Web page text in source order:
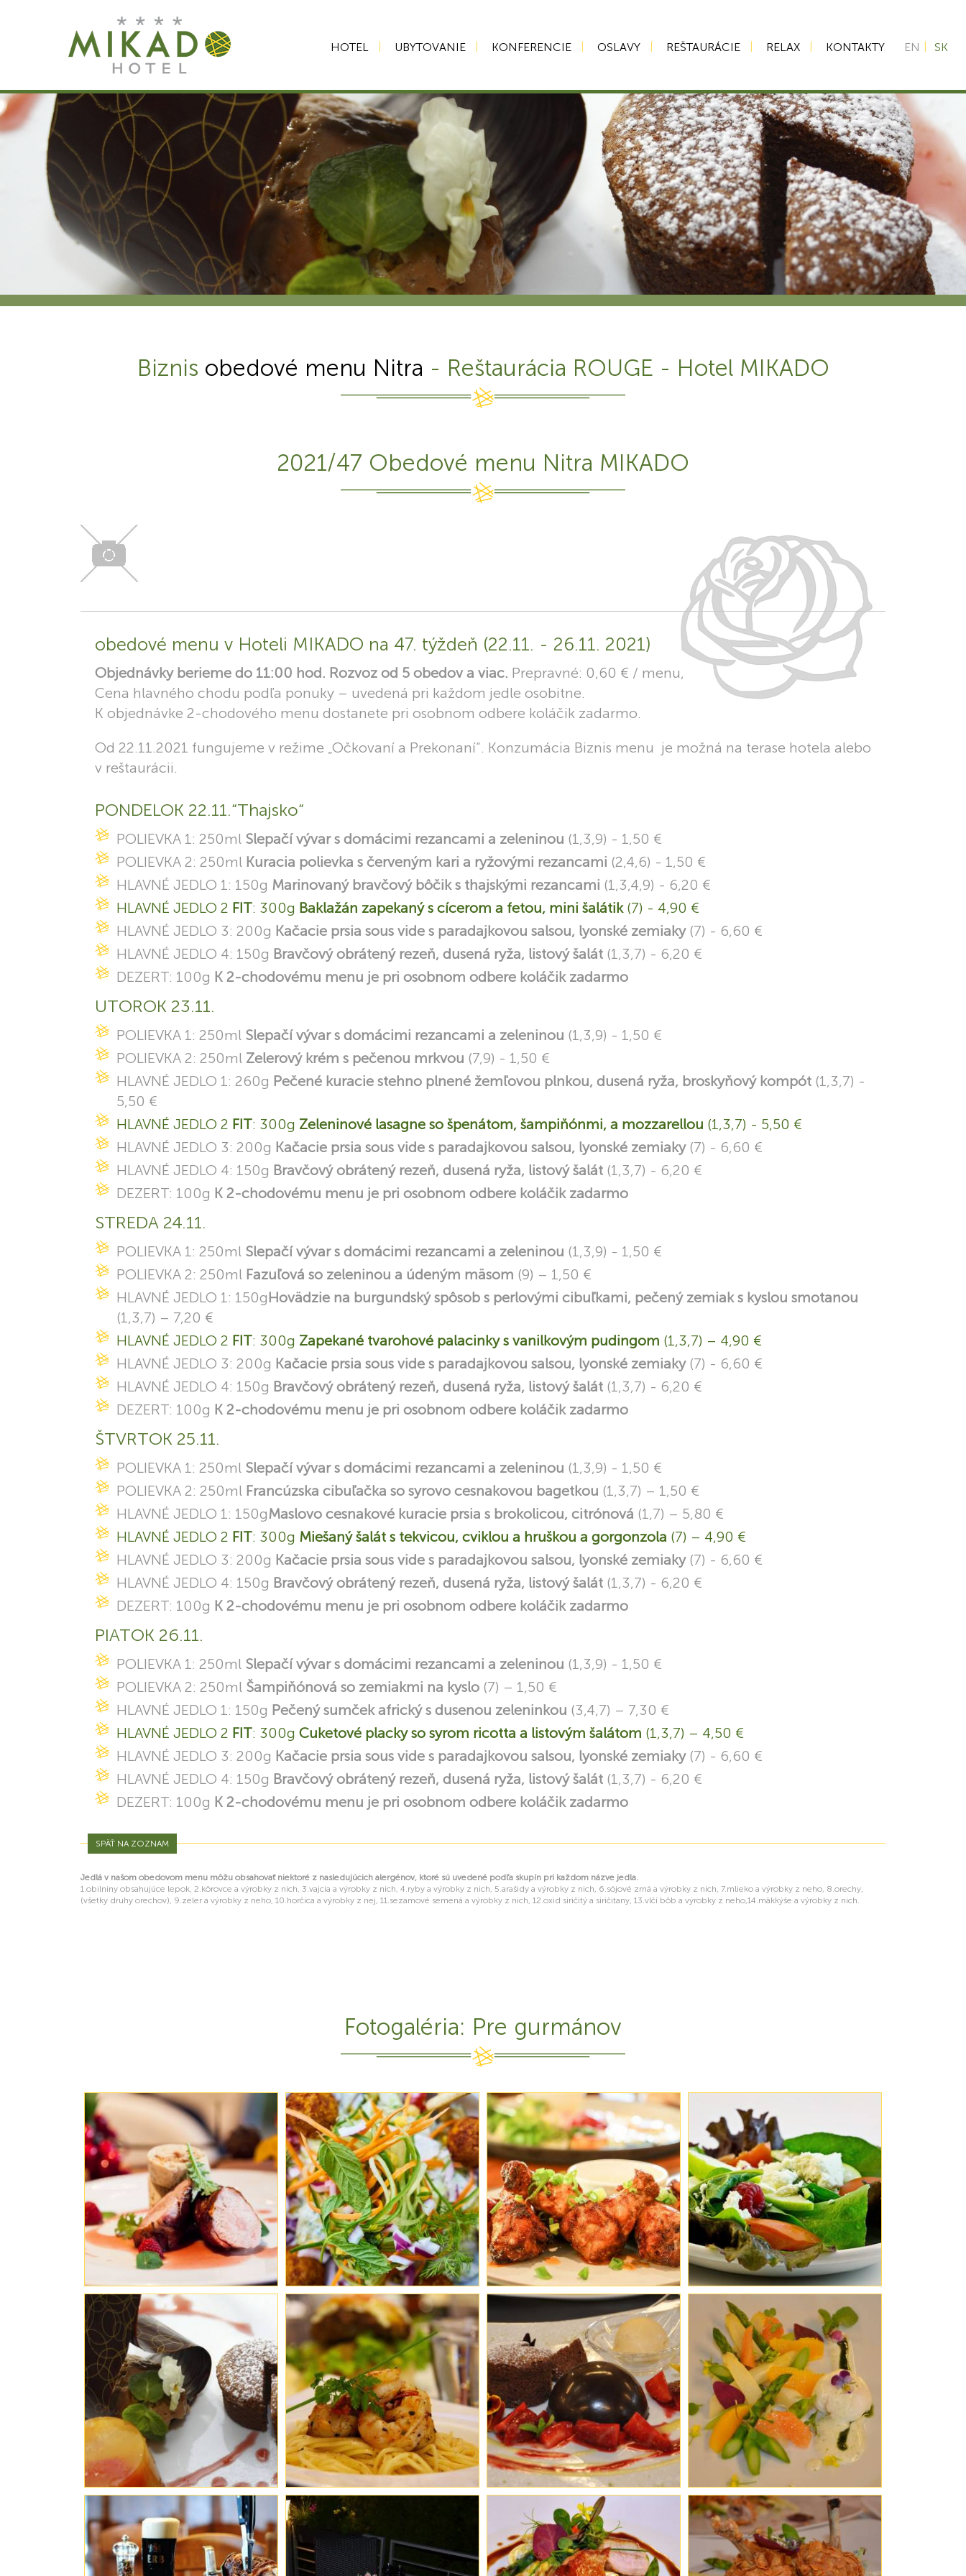
HOTEL UBYTOVANIE KONFERENCIE OSLAVY REŠTAURÁCIE RELAX KONTAKTY EN SK
Biznis obedové menu Nitra - Reštaurácia ROUGE - Hotel MIKADO
2021/47 Obedové menu Nitra MIKADO
obedové menu v Hoteli MIKADO na 47. týždeň (22.11. - 26.11. 2021)
Objednávky berieme do 11:00 hod. Rozvoz od 5 obedov a viac. Prepravné: 0,60 € / menu,
Cena hlavného chodu podľa ponuky – uvedená pri každom jedle osobitne.
K objednávke 2-chodového menu dostanete pri osobnom odbere koláčik zadarmo.
Od 22.11.2021 fungujeme v režime „Očkovaní a Prekonaní“. Konzumácia Biznis menu je možná na terase hotela alebo
v reštaurácii.
PONDELOK 22.11.“Thajsko“
POLIEVKA 1: 250ml Slepačí vývar s domácimi rezancami a zeleninou (1,3,9) - 1,50 €
POLIEVKA 2: 250ml Kuracia polievka s červeným kari a ryžovými rezancami (2,4,6) - 1,50 €
HLAVNÉ JEDLO 1: 150g Marinovaný bravčový bôčik s thajskými rezancami (1,3,4,9) - 6,20 €
HLAVNÉ JEDLO 2 FIT: 300g Baklažán zapekaný s cícerom a fetou, mini šalátik(7) - 4,90 €
HLAVNÉ JEDLO 3: 200g Kačacie prsia sous vide s paradajkovou salsou, lyonské zemiaky(7) - 6,60 €
HLAVNÉ JEDLO 4: 150g Bravčový obrátený rezeň, dusená ryža, listový šalát (1,3,7) - 6,20 €
DEZERT: 100g K 2-chodovému menu je pri osobnom odbere koláčik zadarmo
UTOROK 23.11.
POLIEVKA 1: 250ml Slepačí vývar s domácimi rezancami a zeleninou (1,3,9) - 1,50 €
POLIEVKA 2: 250ml Zelerový krém s pečenou mrkvou (7,9) - 1,50 €
HLAVNÉ JEDLO 1: 260g Pečené kuracie stehno plnené žemľovou plnkou, dusená ryža, broskyňový kompót (1,3,7) -
5,50 €
HLAVNÉ JEDLO 2 FIT: 300g Zeleninové lasagne so špenátom, šampiňónmi, a mozzarellou (1,3,7) - 5,50 €
HLAVNÉ JEDLO 3: 200g Kačacie prsia sous vide s paradajkovou salsou, lyonské zemiaky(7) - 6,60 €
HLAVNÉ JEDLO 4: 150g Bravčový obrátený rezeň, dusená ryža, listový šalát (1,3,7) - 6,20 €
DEZERT: 100g K 2-chodovému menu je pri osobnom odbere koláčik zadarmo
STREDA 24.11.
POLIEVKA 1: 250ml Slepačí vývar s domácimi rezancami a zeleninou (1,3,9) - 1,50 €
POLIEVKA 2: 250ml Fazuľová so zeleninou a údeným mäsom (9) – 1,50 €
HLAVNÉ JEDLO 1: 150gHovädzie na burgundský spôsob s perlovými cibuľkami, pečený zemiak s kyslou smotanou
(1,3,7) – 7,20 €
HLAVNÉ JEDLO 2 FIT: 300g Zapekané tvarohové palacinky s vanilkovým pudingom (1,3,7) – 4,90 €
HLAVNÉ JEDLO 3: 200g Kačacie prsia sous vide s paradajkovou salsou, lyonské zemiaky(7) - 6,60 €
HLAVNÉ JEDLO 4: 150g Bravčový obrátený rezeň, dusená ryža, listový šalát (1,3,7) - 6,20 €
DEZERT: 100g K 2-chodovému menu je pri osobnom odbere koláčik zadarmo
ŠTVRTOK 25.11.
POLIEVKA 1: 250ml Slepačí vývar s domácimi rezancami a zeleninou (1,3,9) - 1,50 €
POLIEVKA 2: 250ml Francúzska cibuľačka so syrovo cesnakovou bagetkou (1,3,7) – 1,50 €
HLAVNÉ JEDLO 1: 150gMaslovo cesnakové kuracie prsia s brokolicou, citrónová (1,7) – 5,80 €
HLAVNÉ JEDLO 2 FIT: 300g Miešaný šalát s tekvicou, cviklou a hruškou a gorgonzola (7) – 4,90 €
HLAVNÉ JEDLO 3: 200g Kačacie prsia sous vide s paradajkovou salsou, lyonské zemiaky(7) - 6,60 €
HLAVNÉ JEDLO 4: 150g Bravčový obrátený rezeň, dusená ryža, listový šalát (1,3,7) - 6,20 €
DEZERT: 100g K 2-chodovému menu je pri osobnom odbere koláčik zadarmo
PIATOK 26.11.
POLIEVKA 1: 250ml Slepačí vývar s domácimi rezancami a zeleninou (1,3,9) - 1,50 €
POLIEVKA 2: 250ml Šampiňónová so zemiakmi na kyslo (7) – 1,50 €
HLAVNÉ JEDLO 1: 150g Pečený sumček africký s dusenou zeleninkou (3,4,7) – 7,30 €
HLAVNÉ JEDLO 2 FIT: 300g Cuketové placky so syrom ricotta a listovým šalátom (1,3,7) – 4,50 €
HLAVNÉ JEDLO 3: 200g Kačacie prsia sous vide s paradajkovou salsou, lyonské zemiaky(7) - 6,60 €
HLAVNÉ JEDLO 4: 150g Bravčový obrátený rezeň, dusená ryža, listový šalát (1,3,7) - 6,20 €
DEZERT: 100g K 2-chodovému menu je pri osobnom odbere koláčik zadarmo
SPÄŤ NA ZOZNAM
Jedlá v našom obedovom menu môžu obsahovať niektoré z nasledujúcich alergénov, ktoré sú uvedené podľa skupín pri každom názve jedla.
1.obilniny obsahujúce lepok, 2.kôrovce a výrobky z nich, 3.vajcia a výrobky z nich, 4.ryby a výrobky z nich, 5.arašidy a výrobky z nich, 6.sójové zrná a výrobky z nich, 7.mlieko a výrobky z neho, 8.orechy,
(všetky druhy orechov), 9.zeler a výrobky z neho, 10.horčica a výrobky z nej, 11.sezamové semená a výrobky z nich, 12.oxid siričitý a siričitany, 13.vlčí bôb a výrobky z neho,14.mäkkýše a výrobky z nich.
Fotogaléria: Pre gurmánov